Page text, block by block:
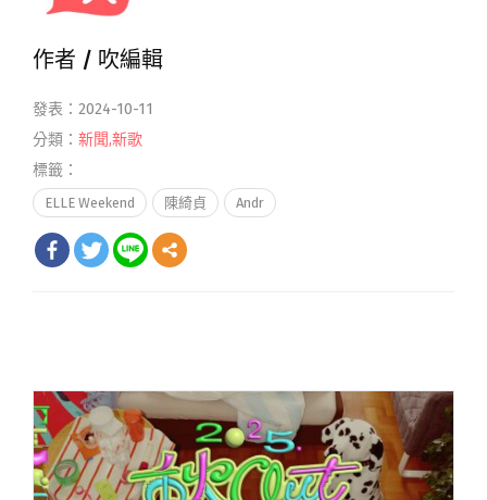
作者 / 吹編輯
發表：2024-10-11
分類： 新聞,新歌
標籤：
ELLE Weekend 陳綺貞 Andr